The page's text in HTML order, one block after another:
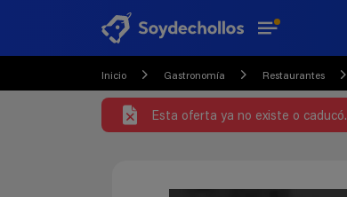
Inicio Gastronomía Restaurantes
Esta oferta ya no existe o caducó.